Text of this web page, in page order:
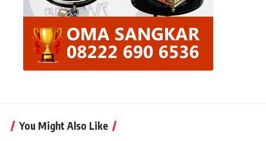
You Might Also Like